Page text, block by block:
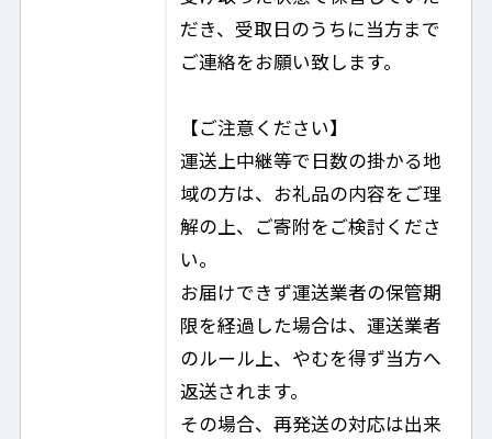
だき、受取日のうちに当方まで
ご連絡をお願い致します。
【ご注意ください】
運送上中継等で日数の掛かる地
域の方は、お礼品の内容をご理
解の上、ご寄附をご検討くださ
い。
お届けできず運送業者の保管期
限を経過した場合は、運送業者
のルール上、やむを得ず当方へ
返送されます。
その場合、再発送の対応は出来